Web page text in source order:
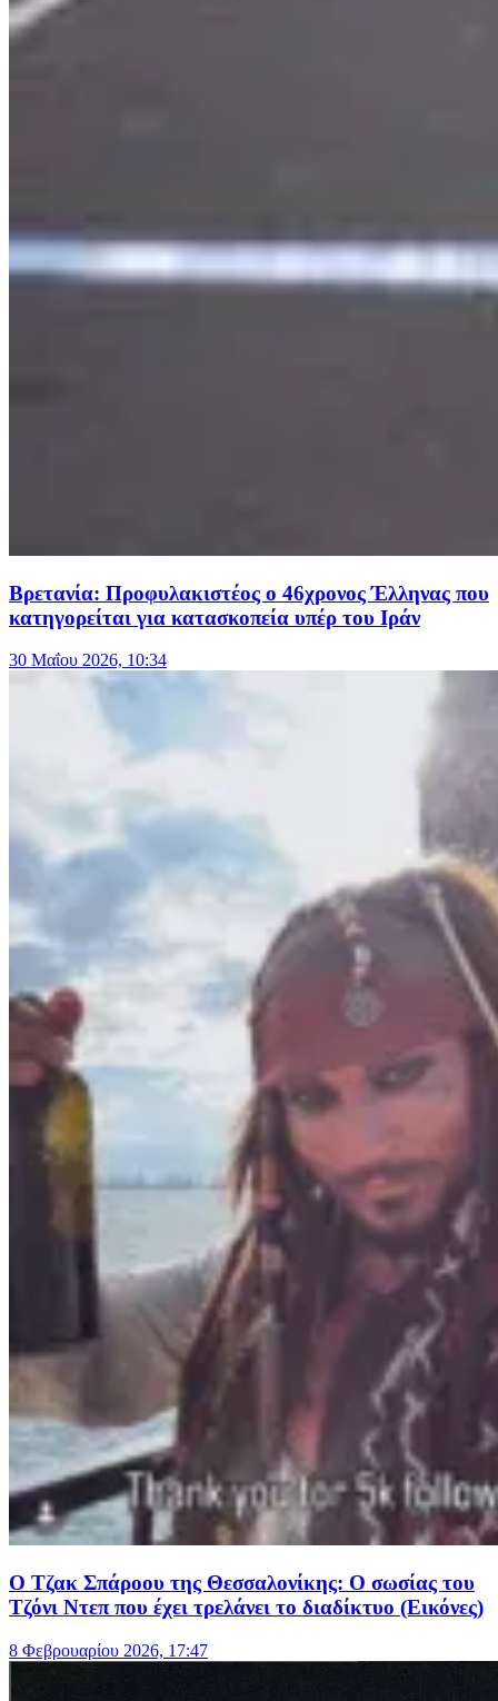
Βρετανία: Προφυλακιστέος ο 46χρονος Έλληνας που
κατηγορείται για κατασκοπεία υπέρ του Ιράν
30 Μαΐου 2026, 10:34
Ο Τζακ Σπάροου της Θεσσαλονίκης: Ο σωσίας του
Τζόνι Ντεπ που έχει τρελάνει το διαδίκτυο (Εικόνες)
8 Φεβρουαρίου 2026, 17:47